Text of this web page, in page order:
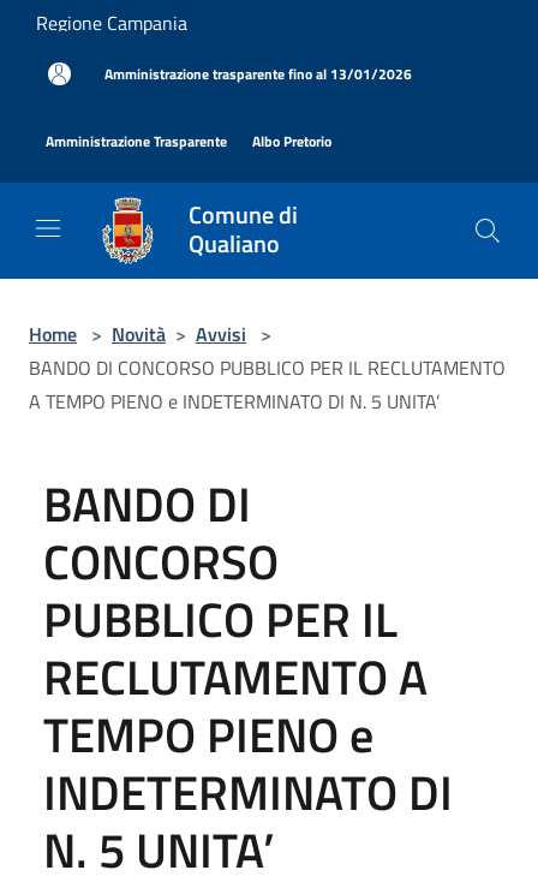
Salta al contenuto principale
Regione Campania
Amministrazione trasparente fino al 13/01/2026
Amministrazione Trasparente Albo Pretorio
Comune di
Qualiano
Home > Novità > Avvisi >
BANDO DI CONCORSO PUBBLICO PER IL RECLUTAMENTO
A TEMPO PIENO e INDETERMINATO DI N. 5 UNITA’
BANDO DI
CONCORSO
PUBBLICO PER IL
RECLUTAMENTO A
TEMPO PIENO e
INDETERMINATO DI
N. 5 UNITA’